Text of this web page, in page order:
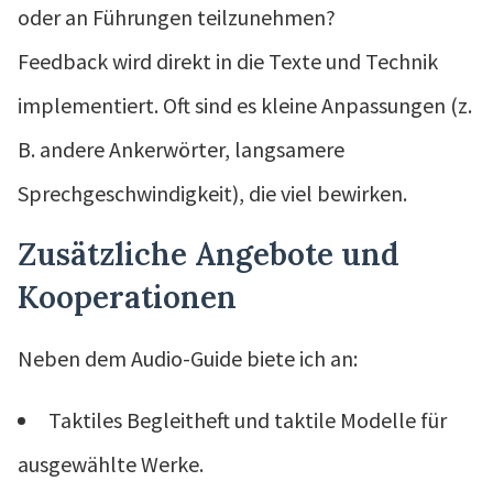
oder an Führungen teilzunehmen?
Feedback wird direkt in die Texte und Technik
implementiert. Oft sind es kleine Anpassungen (z.
B. andere Ankerwörter, langsamere
Sprechgeschwindigkeit), die viel bewirken.
Zusätzliche Angebote und
Kooperationen
Neben dem Audio-Guide biete ich an:
Taktiles Begleitheft und taktile Modelle für
ausgewählte Werke.